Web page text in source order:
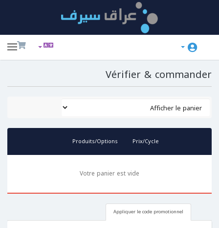
Vérifier & commander
Produits/Options Prix/Cycle
Votre panier est vide
Appliquer le code promotionnel